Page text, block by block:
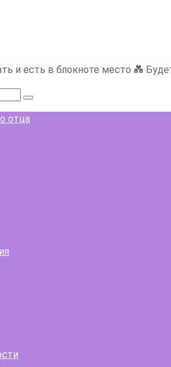
и есть в блокноте место 💑
отца